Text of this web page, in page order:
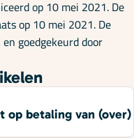
op 10 mei 2021. De
op 10 mei 2021. De
goedgekeurd door
op betaling van (over)